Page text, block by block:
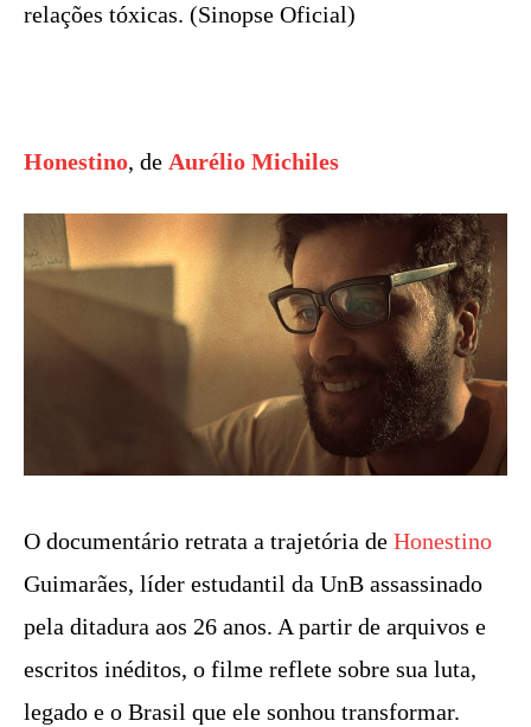
relações tóxicas. (Sinopse Oficial)
Honestino, de Aurélio Michiles
O documentário retrata a trajetória de Honestino
Guimarães, líder estudantil da UnB assassinado
pela ditadura aos 26 anos. A partir de arquivos e
escritos inéditos, o filme reflete sobre sua luta,
legado e o Brasil que ele sonhou transformar.